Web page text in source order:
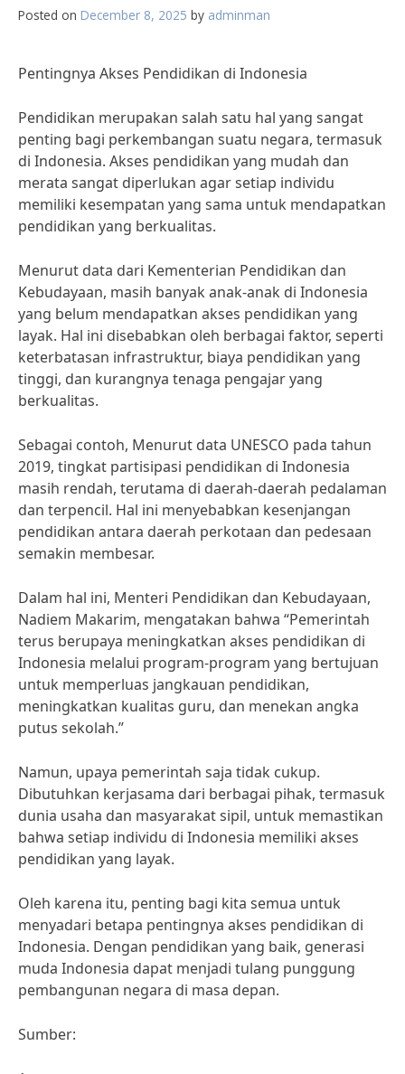
Posted on December 8, 2025 by adminman
Pentingnya Akses Pendidikan di Indonesia
Pendidikan merupakan salah satu hal yang sangat
penting bagi perkembangan suatu negara, termasuk
di Indonesia. Akses pendidikan yang mudah dan
merata sangat diperlukan agar setiap individu
memiliki kesempatan yang sama untuk mendapatkan
pendidikan yang berkualitas.
Menurut data dari Kementerian Pendidikan dan
Kebudayaan, masih banyak anak-anak di Indonesia
yang belum mendapatkan akses pendidikan yang
layak. Hal ini disebabkan oleh berbagai faktor, seperti
keterbatasan infrastruktur, biaya pendidikan yang
tinggi, dan kurangnya tenaga pengajar yang
berkualitas.
Sebagai contoh, Menurut data UNESCO pada tahun
2019, tingkat partisipasi pendidikan di Indonesia
masih rendah, terutama di daerah-daerah pedalaman
dan terpencil. Hal ini menyebabkan kesenjangan
pendidikan antara daerah perkotaan dan pedesaan
semakin membesar.
Dalam hal ini, Menteri Pendidikan dan Kebudayaan,
Nadiem Makarim, mengatakan bahwa “Pemerintah
terus berupaya meningkatkan akses pendidikan di
Indonesia melalui program-program yang bertujuan
untuk memperluas jangkauan pendidikan,
meningkatkan kualitas guru, dan menekan angka
putus sekolah.”
Namun, upaya pemerintah saja tidak cukup.
Dibutuhkan kerjasama dari berbagai pihak, termasuk
dunia usaha dan masyarakat sipil, untuk memastikan
bahwa setiap individu di Indonesia memiliki akses
pendidikan yang layak.
Oleh karena itu, penting bagi kita semua untuk
menyadari betapa pentingnya akses pendidikan di
Indonesia. Dengan pendidikan yang baik, generasi
muda Indonesia dapat menjadi tulang punggung
pembangunan negara di masa depan.
Sumber: